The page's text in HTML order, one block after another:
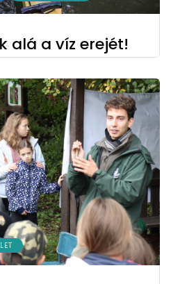
alá a víz erejét!